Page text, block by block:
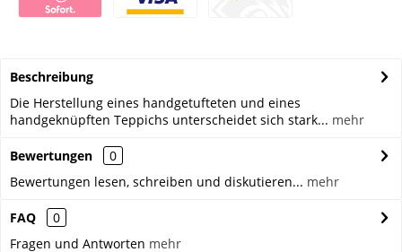
Beschreibung
Die Herstellung eines handgetufteten und eines
handgeknüpften Teppichs unterscheidet sich stark... mehr
Bewertungen
0
Bewertungen lesen, schreiben und diskutieren... mehr
FAQ
0
Fragen und Antworten mehr